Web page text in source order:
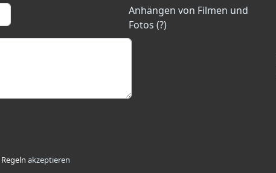
Anhängen von Filmen und
Fotos (?)
Regeln akzeptieren